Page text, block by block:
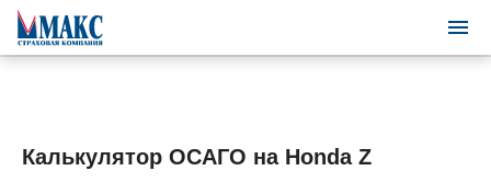
Калькулятор ОСАГО на Honda Z